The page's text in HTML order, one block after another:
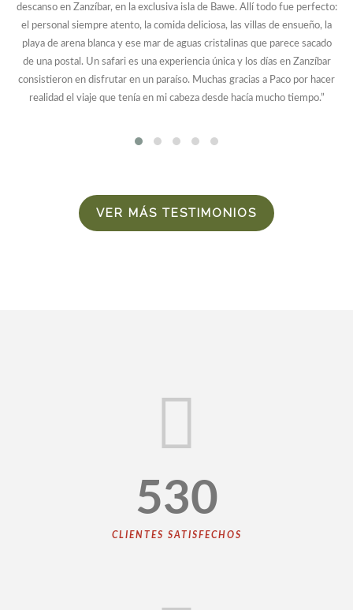
descanso en Zanzíbar, en la exclusiva isla de Bawe. Allí todo fue perfecto:
el personal siempre atento, la comida deliciosa, las villas de ensueño, la
playa de arena blanca y ese mar de aguas cristalinas que parece sacado
de una postal. Un safari es una experiencia única y los días en Zanzíbar
consistieron en disfrutar en un paraíso. Muchas gracias a Paco por hacer
realidad el viaje que tenía en mi cabeza desde hacía mucho tiempo.”
VER MÁS TESTIMONIOS
530
CLIENTES SATISFECHOS